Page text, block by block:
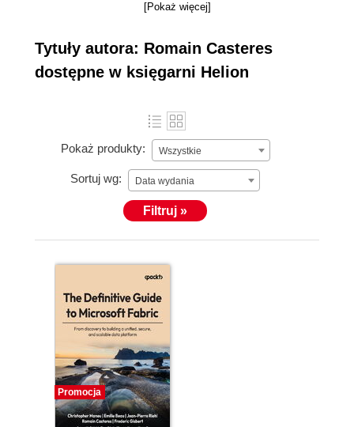
[Pokaż więcej]
Tytuły autora: Romain Casteres
dostępne w księgarni Helion
Pokaż produkty: Wszystkie
Sortuj wg: Data wydania
Filtruj »
Promocja